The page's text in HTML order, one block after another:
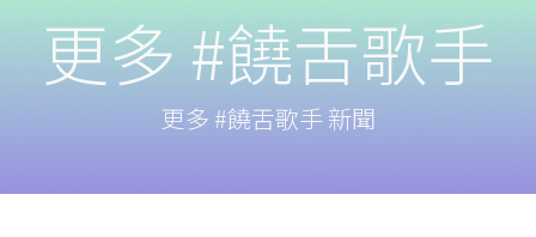
更多 #饒舌歌手
更多 #饒舌歌手 新聞